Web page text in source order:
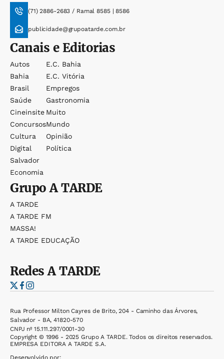
(71) 2886-2683 / Ramal 8585 | 8586
publicidade@grupoatarde.com.br
Canais e Editorias
Autos
Bahia
Brasil
Saúde
Cineinsite
Concursos
Cultura
Digital
Salvador
Economia
E.c. Bahia
E.c. Vitória
Empregos
Gastronomia
Muito
Mundo
Opinião
Política
GrupoA TARDE
A TARDE
A TARDE FM
MASSA!
A TARDE EDUCAÇÃO
RedesA TARDE
Rua Professor Milton Cayres de Brito, 204 - Caminho das Árvores,
Salvador - BA, 41820-570
CNPJ nº 15.111.297/0001-30
Copyright © 1996 - 2025 Grupo A TARDE. Todos os direitos reservados.
EMPRESA EDITORA A TARDE S.A.
Desenvolvido por: